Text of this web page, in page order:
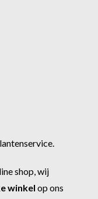
.
shop, wij
winkel op ons